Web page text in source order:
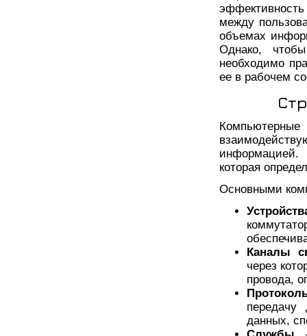
между
объемах
Однако,
необходимо
ее в рабочем
информацией.
которая
Основными
Каналы
через
провода,
данных,